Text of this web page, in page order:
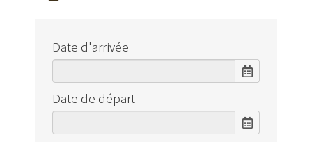
Date d'arrivée
Date de départ